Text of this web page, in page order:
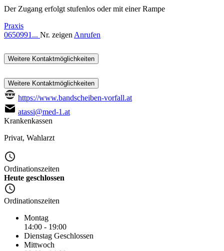
Der Zugang erfolgt stufenlos oder mit einer Rampe
Praxis
0650991... Nr. zeigen Anrufen
Weitere Kontaktmöglichkeiten
Weitere Kontaktmöglichkeiten
https://www.bandscheiben-vorfall.at
atassi@med-1.at
Krankenkassen
Privat, Wahlarzt
Ordinationszeiten
Heute geschlossen
Ordinationszeiten
Montag
14:00 - 19:00
Dienstag Geschlossen
Mittwoch